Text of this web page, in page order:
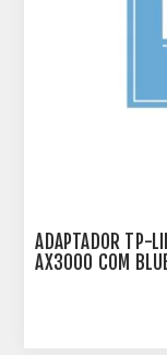
ADAPTADOR TP-
AX3000 COM